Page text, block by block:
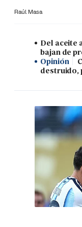
Raúl Masa
Del aceite
bajan de
Opinión
destruido,